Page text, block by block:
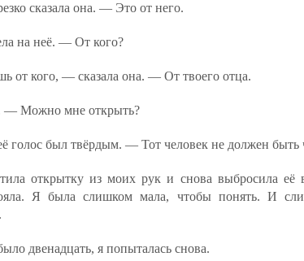
сказала она. — Это от него.
на неё. — От кого?
от кого, — сказала она. — От твоего отца.
— Можно мне открыть?
был твёрдым. — Тот человек не должен быть
открытку из моих рук и снова выбросила её
Я была слишком мала, чтобы понять. И
двенадцать, я попыталась снова.